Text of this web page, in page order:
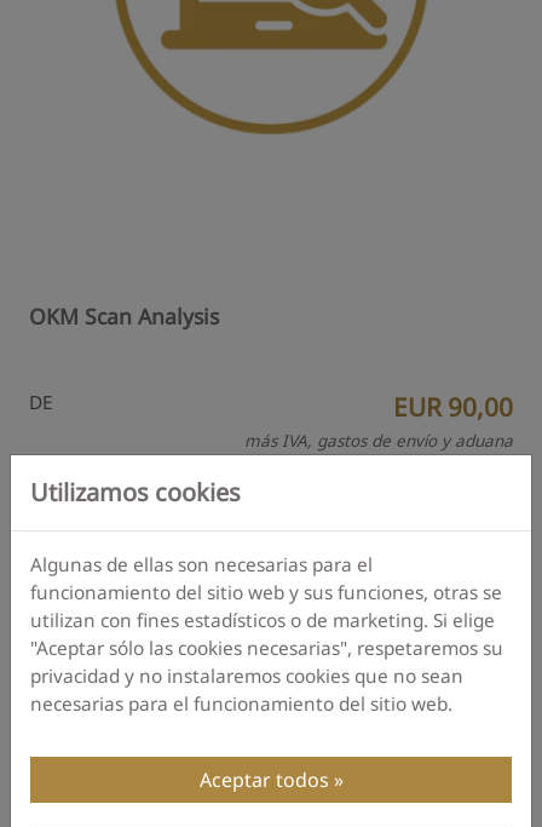
OKM Scan Analysis
DE EUR 90,00
más IVA, gastos de envío y aduana
Añadir para comparar
Más detalles
Utilizamos cookies
Algunas de ellas son necesarias para el
funcionamiento del sitio web y sus funciones, otras se
utilizan con fines estadísticos o de marketing. Si elige
"Aceptar sólo las cookies necesarias", respetaremos su
privacidad y no instalaremos cookies que no sean
necesarias para el funcionamiento del sitio web.
Aceptar todos